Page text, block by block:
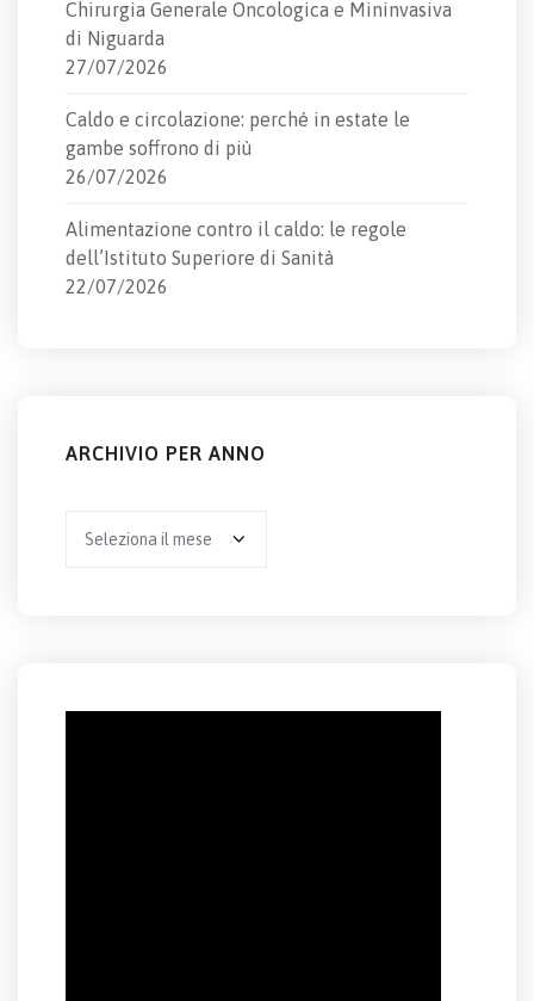
Chirurgia Generale Oncologica e Mininvasiva
di Niguarda
27/07/2026
Caldo e circolazione: perché in estate le
gambe soffrono di più
26/07/2026
Alimentazione contro il caldo: le regole
dell’Istituto Superiore di Sanità
22/07/2026
ARCHIVIO PER ANNO
per